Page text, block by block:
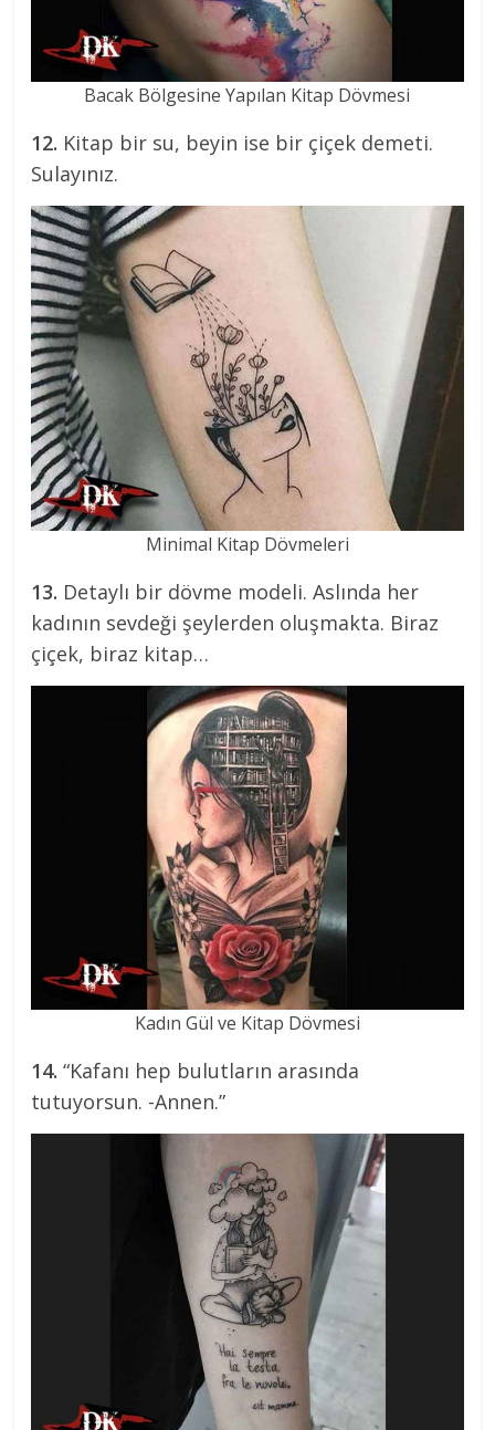
Bacak Bölgesine Yapılan Kitap Dövmesi
12. Kitap bir su, beyin ise bir çiçek demeti.
Sulayınız.
Minimal Kitap Dövmeleri
13. Detaylı bir dövme modeli. Aslında her
kadının sevdeği şeylerden oluşmakta. Biraz
çiçek, biraz kitap…
Kadın Gül ve Kitap Dövmesi
14. “Kafanı hep bulutların arasında
tutuyorsun. -Annen.”